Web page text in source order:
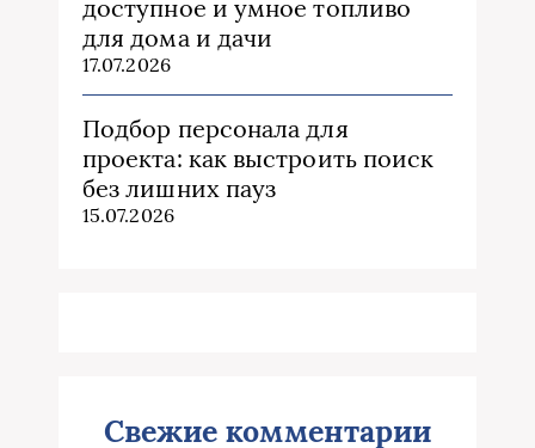
доступное и умное топливо
для дома и дачи
17.07.2026
Подбор персонала для
проекта: как выстроить поиск
без лишних пауз
15.07.2026
Свежие комментарии